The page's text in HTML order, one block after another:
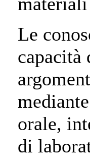
Le
capacità
orale,
di